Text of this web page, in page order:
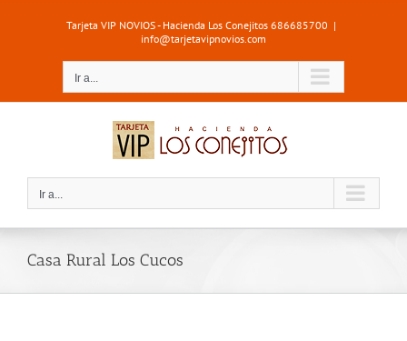
Tarjeta VIP NOVIOS - Hacienda Los Conejitos 686685700 |
info@tarjetavipnovios.com
Ir a...
Ir a...
Casa Rural Los Cucos